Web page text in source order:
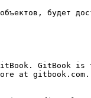
будет
GitBook is
at gitbook.com.